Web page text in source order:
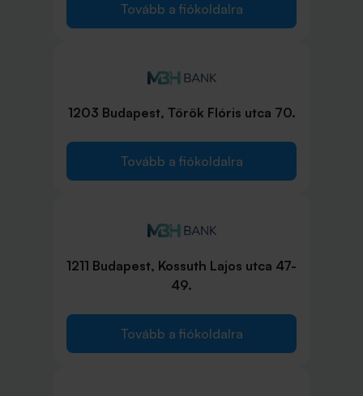
Tovább a fiókoldalra
1203 Budapest, Török Flóris utca 70.
Tovább a fiókoldalra
1211 Budapest, Kossuth Lajos utca 47-
49.
Tovább a fiókoldalra